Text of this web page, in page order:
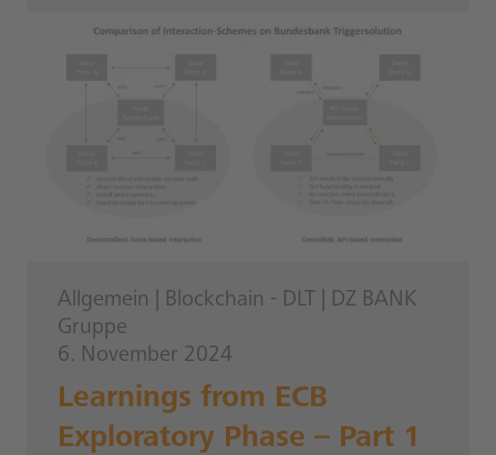
Allgemein Blockchain - DLT
DZ BANK
Gruppe
6. November 2024
Learnings from ECB
Exploratory Phase – Part 1